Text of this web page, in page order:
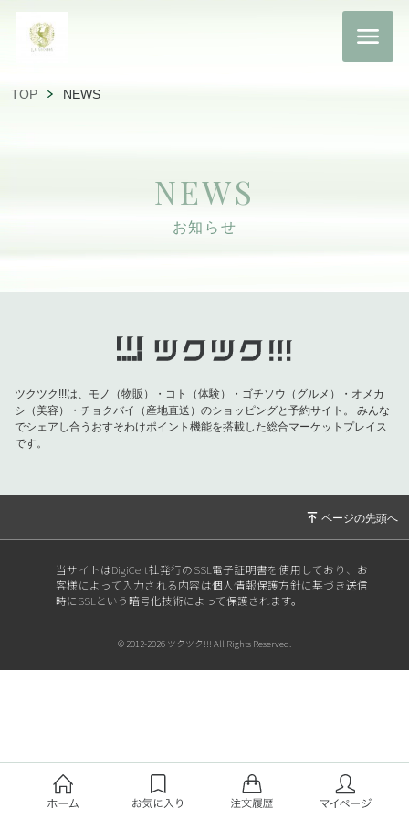
TOP NEWS
NEWS
お知らせ
ツクツク!!!は、モノ（物販）・コト（体験）・ゴチソウ（グルメ）・オメカ
シ（美容）・チョクバイ（産地直送）のショッピングと予約サイト。
みんな
でシェアし合うおすそわけポイント機能を搭載した総合マーケットプレイス
です。
当サイトはDigiCert社発行のSSL電子証明書を使用しており、お
客様によって入力される内容は個人情報保護方針に基づき送信
時にSSLという暗号化技術によって保護されます。
© 2012-2026 ツクツク!!! All Rights Reserved.